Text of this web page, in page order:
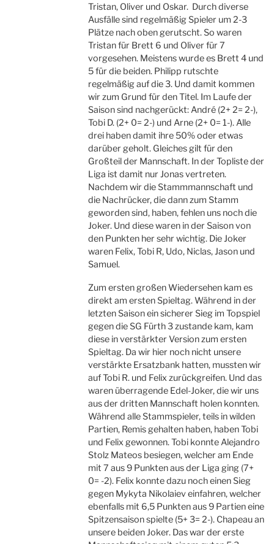
Tristan, Oliver und Oskar. Durch diverse
Ausfälle sind regelmäßig Spieler um 2-3
Plätze nach oben gerutscht. So waren
Tristan für Brett 6 und Oliver für 7
vorgesehen. Meistens wurde es Brett 4 und
5 für die beiden. Philipp rutschte
regelmäßig auf die 3. Und damit kommen
wir zum Grund für den Titel. Im Laufe der
Saison sind nachgerückt: André (2+ 2= 2-),
Tobi D. (2+ 0= 2-) und Arne (2+ 0= 1-). Alle
drei haben damit ihre 50% oder etwas
darüber geholt. Gleiches gilt für den
Großteil der Mannschaft. In der Topliste der
Liga ist damit nur Jonas vertreten.
Nachdem wir die Stammmannschaft und
die Nachrücker, die dann zum Stamm
geworden sind, haben, fehlen uns noch die
Joker. Und diese waren in der Saison von
den Punkten her sehr wichtig. Die Joker
waren Felix, Tobi R, Udo, Niclas, Jason und
Samuel.
Zum ersten großen Wiedersehen kam es
direkt am ersten Spieltag. Während in der
letzten Saison ein sicherer Sieg im Topspiel
gegen die SG Fürth 3 zustande kam, kam
diese in verstärkter Version zum ersten
Spieltag. Da wir hier noch nicht unsere
verstärkte Ersatzbank hatten, mussten wir
auf Tobi R. und Felix zurückgreifen. Und das
waren überragende Edel-Joker, die wir uns
aus der dritten Mannschaft holen konnten.
Während alle Stammspieler, teils in wilden
Partien, Remis gehalten haben, haben Tobi
und Felix gewonnen. Tobi konnte Alejandro
Stolz Mateos besiegen, welcher am Ende
mit 7 aus 9 Punkten aus der Liga ging (7+
0= -2). Felix konnte dazu noch einen Sieg
gegen Mykyta Nikolaiev einfahren, welcher
ebenfalls mit 6,5 Punkten aus 9 Partien eine
Spitzensaison spielte (5+ 3= 2-). Chapeau an
unsere beiden Joker. Das war der erste